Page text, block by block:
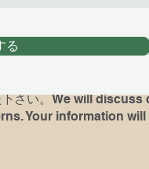
me know what books
下さい。We will
Your information will
る